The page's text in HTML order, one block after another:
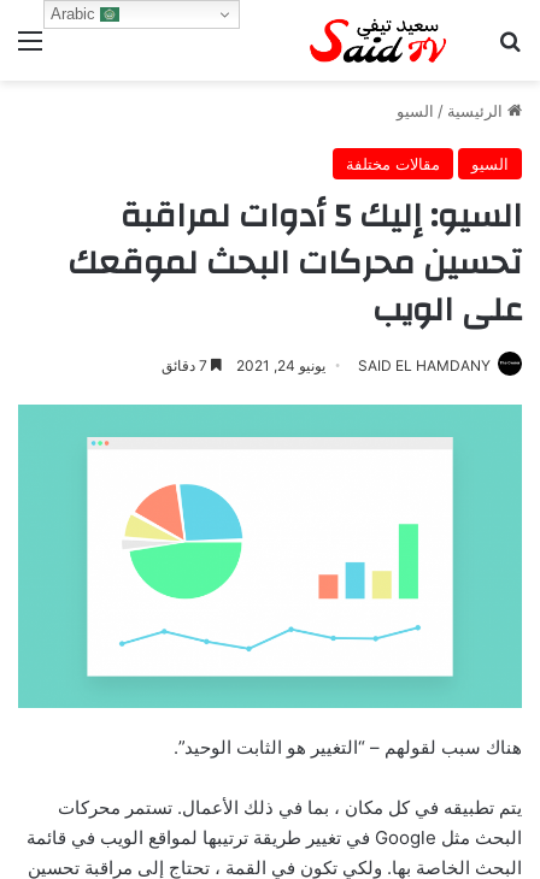
بحث عن
الرئيسية / السيو
السيو مقالات مختلفة
السيو: إليك 5 أدوات لمراقبة
تحسين محركات البحث لموقعك
على الويب
SAID EL HAMDANY يونيو 24, 2021
هناك سبب لقولهم – “التغيير هو الثابت الوحيد”.
يتم تطبيقه في كل مكان ، بما في ذلك الأعمال. تستمر محركات
البحث مثل Google في تغيير طريقة ترتيبها لمواقع الويب في قائمة
البحث الخاصة بها. ولكي تكون في القمة ، تحتاج إلى مراقبة تحسين